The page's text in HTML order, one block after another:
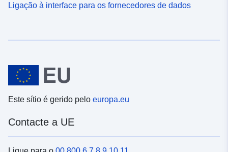
Ligação à interface para os fornecedores de dados
Este sítio é gerido pelo europa.eu
Contacte a UE